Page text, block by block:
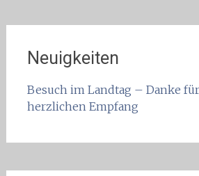
Neuigkeiten
Besuch im Landtag – Danke
herzlichen Empfang